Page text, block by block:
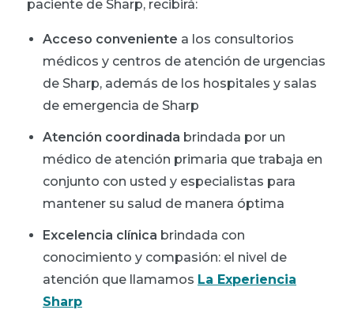
paciente de Sharp, recibirá:
Acceso conveniente a los consultorios
médicos y centros de atención de urgencias
de Sharp, además de los hospitales y salas
de emergencia de Sharp
Atención coordinada brindada por un
médico de atención primaria que trabaja en
conjunto con usted y especialistas para
mantener su salud de manera óptima
Excelencia clínica brindada con
conocimiento y compasión: el nivel de
atención que llamamos La Experiencia
Sharp